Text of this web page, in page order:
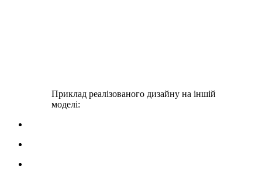
Приклад реалізованого дизайну на іншій
моделі: